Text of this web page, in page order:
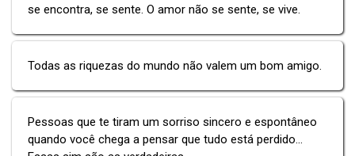
se encontra, se sente. O amor não se sente, se vive.
Todas as riquezas do mundo não valem um bom amigo.
Pessoas que te tiram um sorriso sincero e espontâneo
quando você chega a pensar que tudo está perdido...